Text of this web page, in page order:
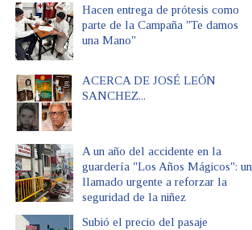
Hacen entrega de prótesis como
parte de la Campaña "Te damos
una Mano"
ACERCA DE JOSÉ LEÓN
SANCHEZ...
A un año del accidente en la
guardería "Los Años Mágicos": un
llamado urgente a reforzar la
seguridad de la niñez
Subió el precio del pasaje